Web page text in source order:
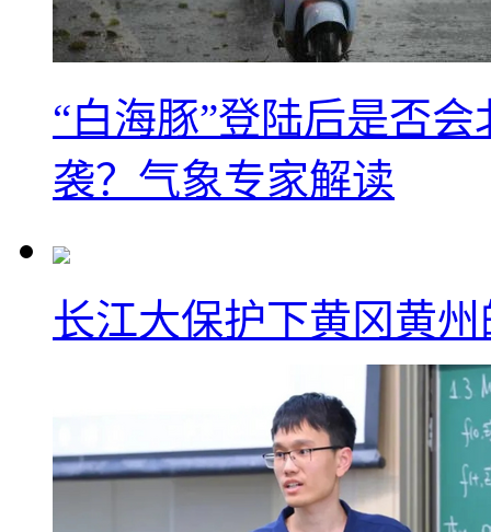
“白海豚”登陆后是否
袭？气象专家解读
长江大保护下黄冈黄